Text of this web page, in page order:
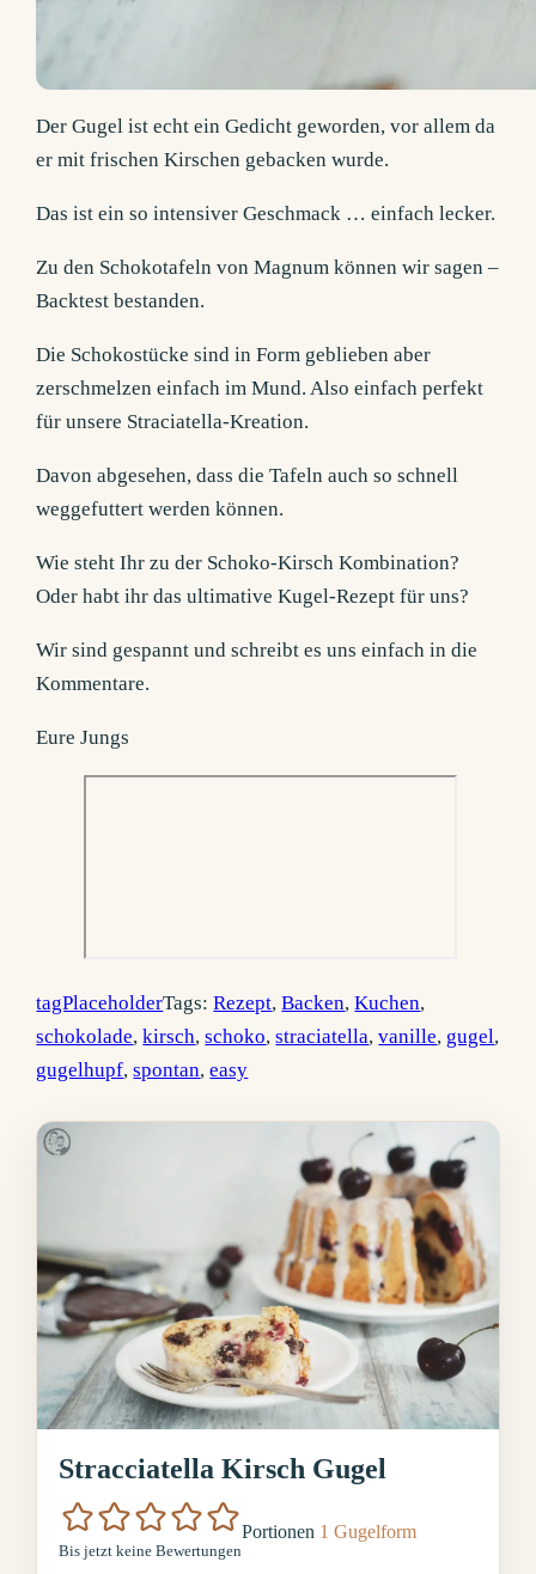
Der Gugel ist echt ein Gedicht geworden, vor allem da
er mit frischen Kirschen gebacken wurde.
Das ist ein so intensiver Geschmack … einfach lecker.
Zu den Schokotafeln von Magnum können wir sagen –
Backtest bestanden.
Die Schokostücke sind in Form geblieben aber
zerschmelzen einfach im Mund. Also einfach perfekt
für unsere Straciatella-Kreation.
Davon abgesehen, dass die Tafeln auch so schnell
weggefuttert werden können.
Wie steht Ihr zu der Schoko-Kirsch Kombination?
Oder habt ihr das ultimative Kugel-Rezept für uns?
Wir sind gespannt und schreibt es uns einfach in die
Kommentare.
Eure Jungs
tagPlaceholderTags:Rezept,Backen,Kuchen,
schokolade,kirsch,schoko,straciatella,vanille, gugel,
gugelhupf,spontan,easy
Stracciatella Kirsch Gugel
Bis jetzt keine Bewertungen
Portionen 1 Gugelform